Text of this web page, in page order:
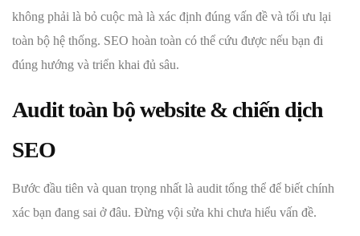
không phải là bỏ cuộc mà là xác định đúng vấn đề và tối ưu lại
toàn bộ hệ thống. SEO hoàn toàn có thể cứu được nếu bạn đi
đúng hướng và triển khai đủ sâu.
Audit toàn bộ website & chiến dịch
SEO
Bước đầu tiên và quan trọng nhất là audit tổng thể để biết chính
xác bạn đang sai ở đâu. Đừng vội sửa khi chưa hiểu vấn đề.